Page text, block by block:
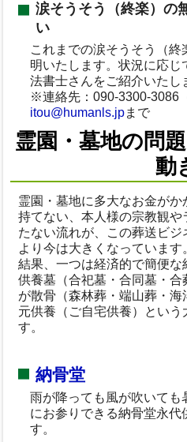
涙そうそう（終楽）の
い
これまでの涙そうそう（
明いたします。状況に応じ
法書士さんをご紹介いたし
※連絡先：090-3300-3086
itou@humanls.jpまで
霊園・墓地の問
動
霊園・墓地に多大なお金が
持てない、本人様の宗教観
たない流れが、この葬送ビ
より今は大きくなっています
結果、一つは経済的で簡便
供養墓（合祀墓・合同墓・合
が散骨（森林葬・端山葬・
元供養（ご自宅供養）という
す。
納骨堂
雨が降っても風が吹いても
にお参りできる納骨堂永
す。